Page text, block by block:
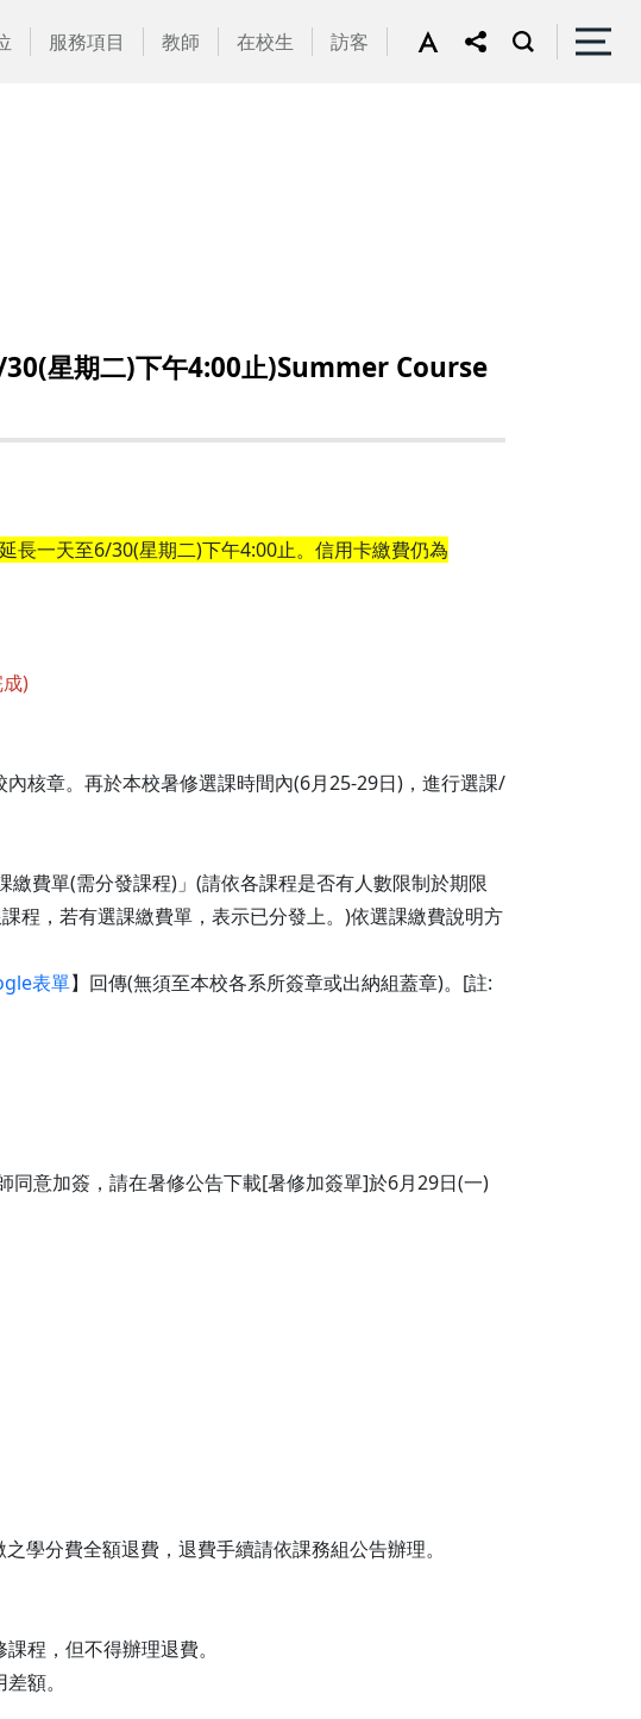
服務項目 教師 在校生 訪客
30(星期二)下午4:00止)Summer Course
長一天至6/30(星期二)下午4:00止。信用卡繳費仍為
)
核章。再於本校暑修選課時間內(6月25-29日)，進行選課/
費單(需分發課程)」(請依各課程是否有人數限制於期限
程，若有選課繳費單，表示已分發上。)依選課繳費說明方
表單】回傳(無須至本校各系所簽章或出納組蓋章)。[註:
意加簽，請在暑修公告下載[暑修加簽單]於6月29日(一)
學分費全額退費，退費手續請依課務組公告辦理。
程，但不得辦理退費。
額。